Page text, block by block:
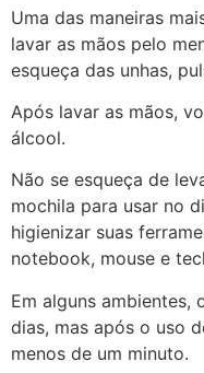
Uma das maneiras
lavar as mãos pelo
esqueça das unhas,
Após lavar as mãos,
álcool.
Não se esqueça de
mochila para usar no
higienizar suas
notebook, mouse e
Em alguns ambientes,
dias, mas após o uso
menos de um minuto.